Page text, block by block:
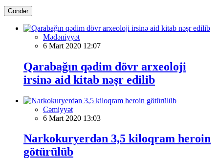
Göndər
Mədəniyyət
6 Mart 2020 12:07
Qarabağın qədim dövr arxeoloji
irsinə aid kitab nəşr edilib
Cəmiyyət
6 Mart 2020 13:03
Narkokuryerdən 3,5 kiloqram heroin
götürülüb